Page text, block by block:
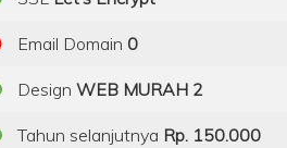
Email Domain 0
DesignWEB MURAH 2
Tahun selanjutnya Rp. 150.000